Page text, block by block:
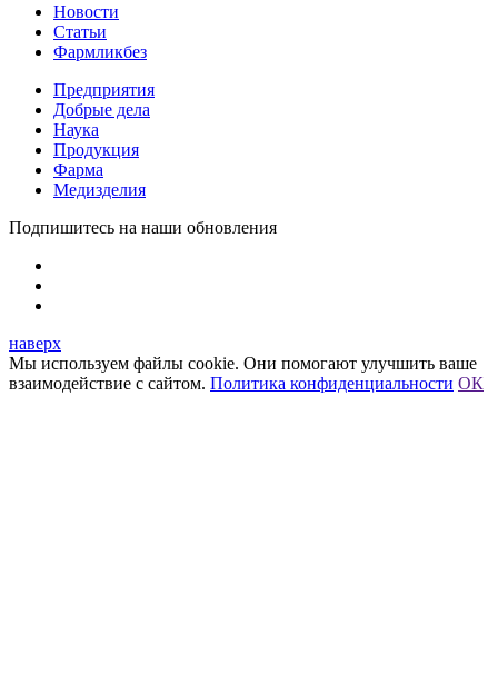
Новости
Статьи
Фармликбез
Предприятия
Добрые дела
Наука
Продукция
Фарма
Медизделия
Подпишитесь на наши обновления
наверх
Мы используем файлы cookie. Они помогают улучшить ваше
взаимодействие с сайтом. Политика конфиденциальности ОК